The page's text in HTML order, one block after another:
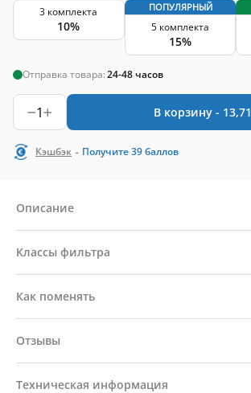
3 комплекта
10%
ПОПУЛЯРНЫЙ
5 комплекта
15%
Отправка товара:24-48 часов
1 В корзину - 13,71
Кэшбэк - Получите39баллов
Описание
Классы фильтра
Как поменять
Отзывы
Техническая информация